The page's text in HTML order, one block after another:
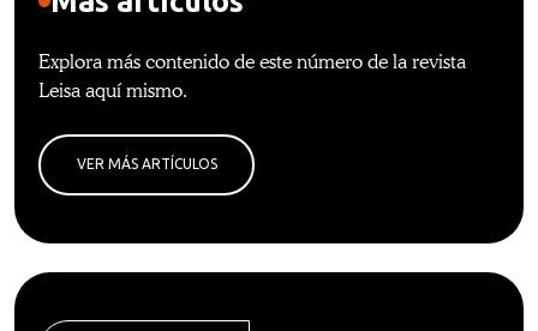
Explora más contenido de este número de la revista
Leisa aquí mismo.
VER MÁS ARTÍCULOS